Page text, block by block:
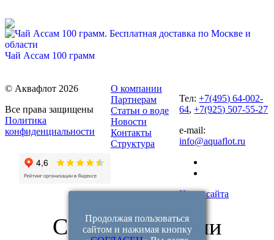
Для новых клиентов. Стартовый набор ХВАЛОВСКАЯ
Deluxe (2х19л) + USB помпа
Купить
Для новых клиентов. Стартовый набор ХВАЛОВСКАЯ
Premium (2х19л)
Чай Ассам 100 грамм
Купить
Чай Подарок на Рождество 100 грамм
© Аквафлот 2026
Все права защищены
Политика
конфиденциальности
О компании
Партнерам
Статьи о воде
Новости
Контакты
Структура
Тел:+7(495) 64-002-
64,+7(925) 507-55-27
e-mail:
info@aquaflot.ru
Карта сайта
Связаться с нами
Продолжая пользоваться
сайтом и нажимая кнопку